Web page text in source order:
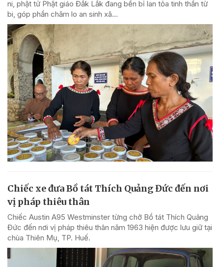
ni, phật tử Phật giáo Đắk Lắk đang bền bỉ lan tỏa tinh thần từ
bi, góp phần chăm lo an sinh xã...
Chiếc xe đưa Bồ tát Thích Quảng Đức đến nơi
vị pháp thiêu thân
Chiếc Austin A95 Westminster từng chở Bồ tát Thích Quảng
Đức đến nơi vị pháp thiêu thân năm 1963 hiện được lưu giữ tại
chùa Thiên Mụ, TP. Huế.